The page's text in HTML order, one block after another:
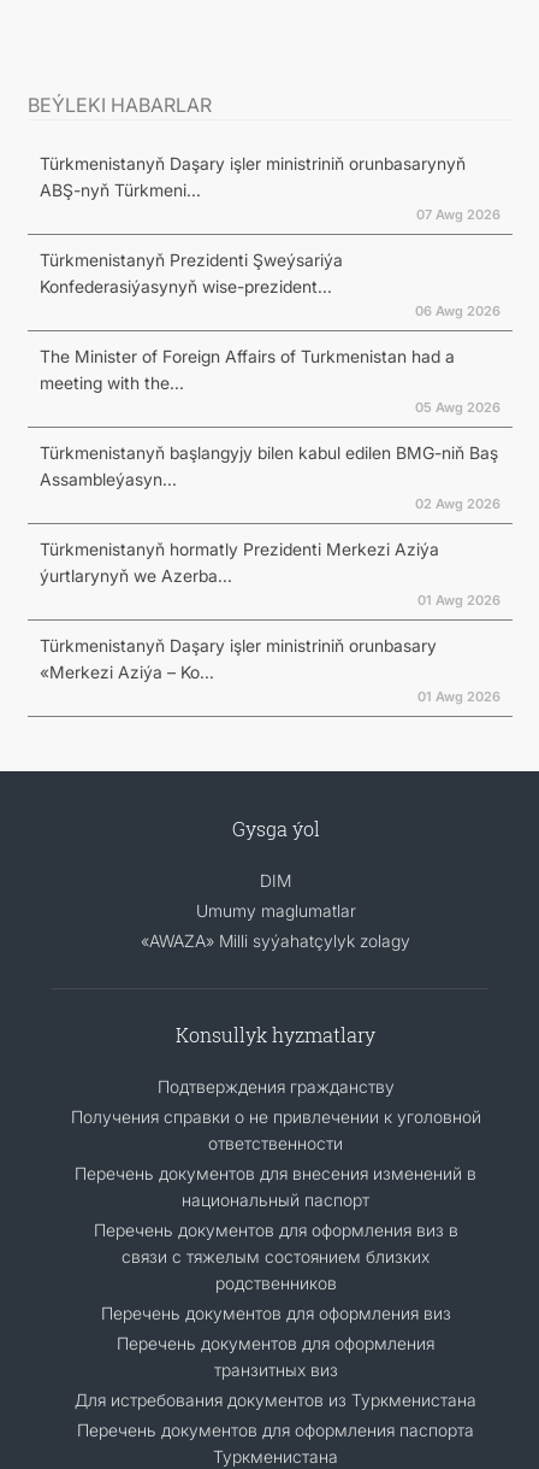
BEÝLEKI HABARLAR
Türkmenistanyň Daşary işler ministriniň orunbasarynyň
ABŞ-nyň Türkmeni...
07 Awg 2026
Türkmenistanyň Prezidenti Şweýsariýa
Konfederasiýasynyň wise-prezident...
06 Awg 2026
The Minister of Foreign Affairs of Turkmenistan had a
meeting with the...
05 Awg 2026
Türkmenistanyň başlangyjy bilen kabul edilen BMG-niň Baş
Assambleýasyn...
02 Awg 2026
Türkmenistanyň hormatly Prezidenti Merkezi Aziýa
ýurtlarynyň we Azerba...
01 Awg 2026
Türkmenistanyň Daşary işler ministriniň orunbasary
«Merkezi Aziýa – Ko...
01 Awg 2026
Gysga ýol
DIM
Umumy maglumatlar
«AWAZA» Milli syýahatçylyk zolagy
Konsullyk hyzmatlary
Подтверждения гражданству
Получения справки о не привлечении к уголовной
ответственности
Перечень документов для внесения изменений в
национальный паспорт
Перечень документов для оформления виз в
связи с тяжелым состоянием близких
родственников
Перечень документов для оформления виз
Перечень документов для оформления
транзитных виз
Для истребования документов из Туркменистана
Перечень документов для оформления паспорта
Туркменистана